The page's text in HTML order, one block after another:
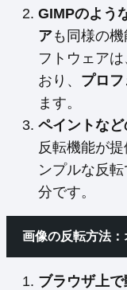
GIMPのよう
アも同様の
フトウェアは
おり、 プロ
ます。
ペイントな
反転機能が
ンプルな反
分です。
画像の反転方法
ブラウザ上